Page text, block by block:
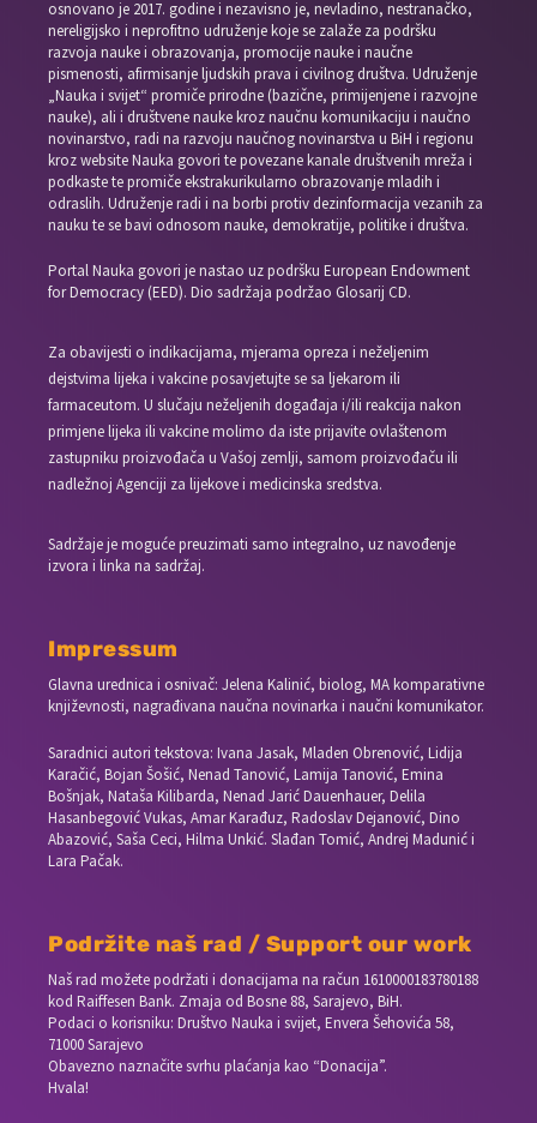
osnovano je 2017. godine i nezavisno je, nevladino, nestranačko,
nereligijsko i neprofitno udruženje koje se zalaže za podršku
razvoja nauke i obrazovanja, promocije nauke i naučne
pismenosti, afirmisanje ljudskih prava i civilnog društva. Udruženje
„Nauka i svijet“ promiče prirodne (bazične, primijenjene i razvojne
nauke), ali i društvene nauke kroz naučnu komunikaciju i naučno
novinarstvo, radi na razvoju naučnog novinarstva u BiH i regionu
kroz website Nauka govori te povezane kanale društvenih mreža i
podkaste te promiče ekstrakurikularno obrazovanje mladih i
odraslih. Udruženje radi i na borbi protiv dezinformacija vezanih za
nauku te se bavi odnosom nauke, demokratije, politike i društva.
Portal Nauka govori je nastao uz podršku European Endowment
for Democracy (EED). Dio sadržaja podržao Glosarij CD.
Za obavijesti o indikacijama, mjerama opreza i neželjenim
dejstvima lijeka i vakcine posavjetujte se sa ljekarom ili
farmaceutom. U slučaju neželjenih događaja i/ili reakcija nakon
primjene lijeka ili vakcine molimo da iste prijavite ovlaštenom
zastupniku proizvođača u Vašoj zemlji, samom proizvođaču ili
nadležnoj Agenciji za lijekove i medicinska sredstva.
Sadržaje je moguće preuzimati samo integralno, uz navođenje
izvora i linka na sadržaj.
Impressum
Glavna urednica i osnivač: Jelena Kalinić, biolog, MA komparativne
književnosti, nagrađivana naučna novinarka i naučni komunikator.
Saradnici autori tekstova: Ivana Jasak, Mladen Obrenović, Lidija
Karačić, Bojan Šošić, Nenad Tanović, Lamija Tanović, Emina
Bošnjak, Nataša Kilibarda, Nenad Jarić Dauenhauer, Delila
Hasanbegović Vukas, Amar Karađuz, Radoslav Dejanović, Dino
Abazović, Saša Ceci, Hilma Unkić. Slađan Tomić, Andrej Madunić i
Lara Pačak.
Podržite naš rad / Support our work
Naš rad možete podržati i donacijama na račun 1610000183780188
kod Raiffesen Bank. Zmaja od Bosne 88, Sarajevo, BiH.
Podaci o korisniku: Društvo Nauka i svijet, Envera Šehovića 58,
71000 Sarajevo
Obavezno naznačite svrhu plaćanja kao “Donacija”.
Hvala!